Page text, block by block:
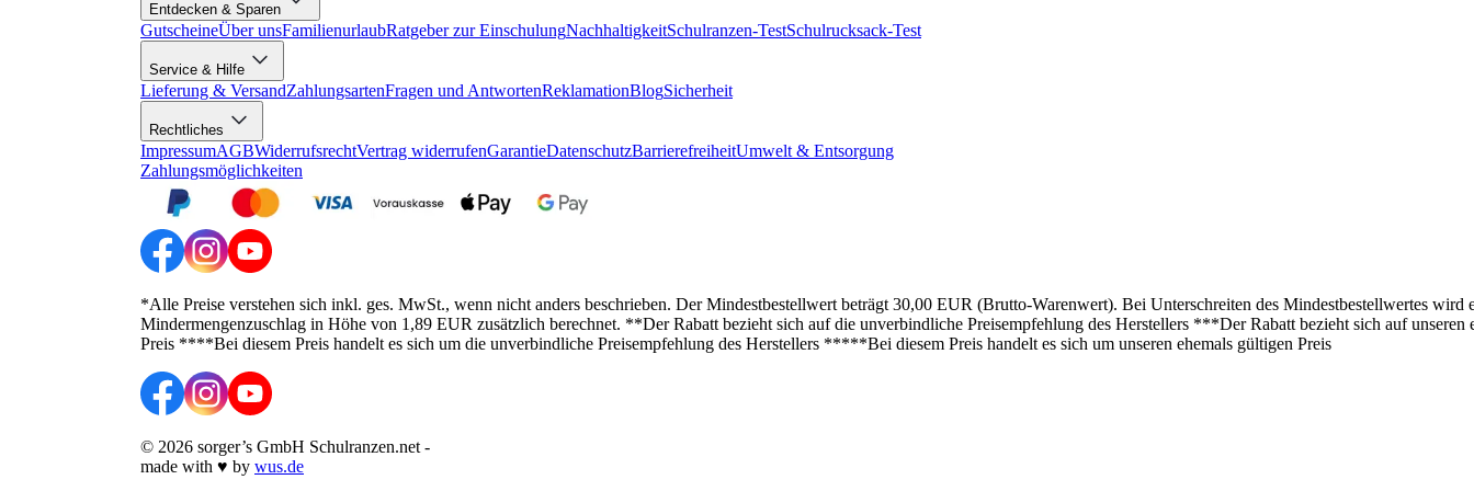
Entdecken & Sparen
GutscheineÜber unsFamilienurlaubRatgeber zur EinschulungNachhaltigkeitSchulranzen-TestSchulrucksack-Test
Service & Hilfe
Lieferung & VersandZahlungsartenFragen und AntwortenReklamationBlogSicherheit
Rechtliches
ImpressumAGBWiderrufsrechtVertrag widerrufenGarantieDatenschutzBarrierefreiheitUmwelt & Entsorgung
Zahlungsmöglichkeiten
*Alle Preise verstehen sich inkl. ges. MwSt., wenn nicht anders beschrieben. Der Mindestbestellwert beträgt 30,00 EUR (Brutto-Warenwert). Bei Unterschreiten des Mindestbestellwertes wird
Mindermengenzuschlag in Höhe von 1,89 EUR zusätzlich berechnet. **Der Rabatt bezieht sich auf die unverbindliche Preisempfehlung des Herstellers ***Der Rabatt bezieht sich auf unseren
Preis ****Bei diesem Preis handelt es sich um die unverbindliche Preisempfehlung des Herstellers *****Bei diesem Preis handelt es sich um unseren ehemals gültigen Preis
© 2026 sorger’s GmbH Schulranzen.net -
made with ♥ by wus.de